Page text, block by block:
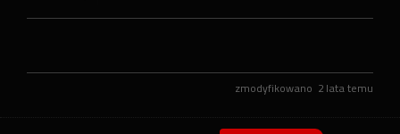
zmodyfikowano 2 lata temu